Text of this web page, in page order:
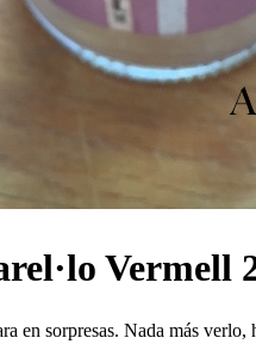
Vermell
en sorpresas. Nada más